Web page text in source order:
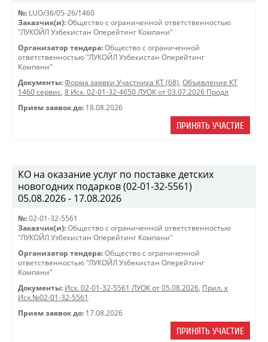
№: LUO/36/05-26/1460
Заказчик(и): Общество с ограниченной ответственностью
"ЛУКОЙЛ Узбекистан Оперейтинг Компани"
Организатор тендера: Общество с ограниченной
ответственностью "ЛУКОЙЛ Узбекистан Оперейтинг
Компани"
Документы: Форма заявки Участника КТ (68), Объявление КТ
1460 сервис, 8 Исх. 02-01-32-4650 ЛУОК от 03.07.2026 Продл
Прием заявок до: 18.08.2026
ПРИНЯТЬ УЧАСТИЕ
КО на оказание услуг по поставке детских
новогодних подарков (02-01-32-5561)
05.08.2026 - 17.08.2026
№: 02-01-32-5561
Заказчик(и): Общество с ограниченной ответственностью
"ЛУКОЙЛ Узбекистан Оперейтинг Компани"
Организатор тендера: Общество с ограниченной
ответственностью "ЛУКОЙЛ Узбекистан Оперейтинг
Компани"
Документы: Исх. 02-01-32-5561 ЛУОК от 05.08.2026, Прил. к
Исх.№02-01-32-5561
Прием заявок до: 17.08.2026
ПРИНЯТЬ УЧАСТИЕ